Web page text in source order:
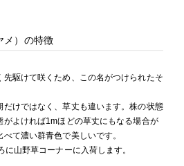
メ）の特徴
駆けて咲くため、この名がつけられたそ
けではなく、草丈も違います。株の状態
よければ1mほどの草丈にもなる場合が
て濃い群青色で美しいです。
山野草コーナーに入荷します。